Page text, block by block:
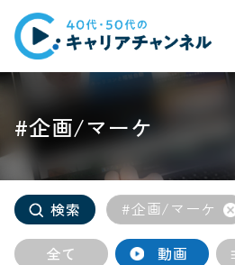
#企画/マーケ
検索 #企画/マーケ
全て 動画